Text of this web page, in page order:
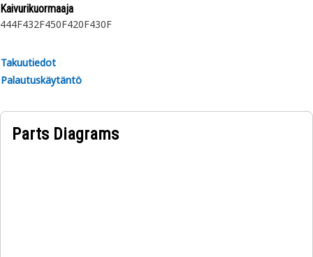
Kaivurikuormaaja
444F432F450F420F430F
Takuutiedot
Palautuskäytäntö
Parts Diagrams